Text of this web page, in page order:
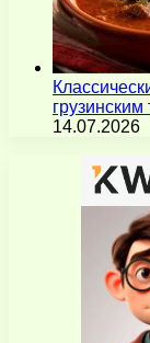
14.07.2026